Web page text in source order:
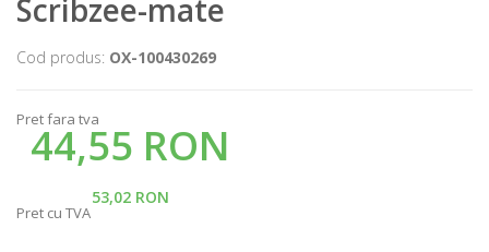
Scribzee-mate
Cod produs: OX-100430269
Pret fara tva
44,55 RON
53,02 RON
Pret cu TVA